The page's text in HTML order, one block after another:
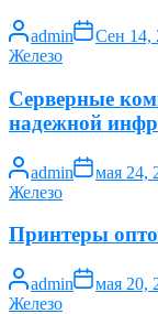
admin Сен 14,
Железо
Серверные
надежной
admin мая 24,
Железо
Принтеры
admin мая 20,
Железо